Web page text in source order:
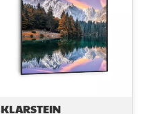
KLARSTEIN